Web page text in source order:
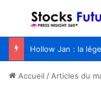
Menu
Accueil /Articles du